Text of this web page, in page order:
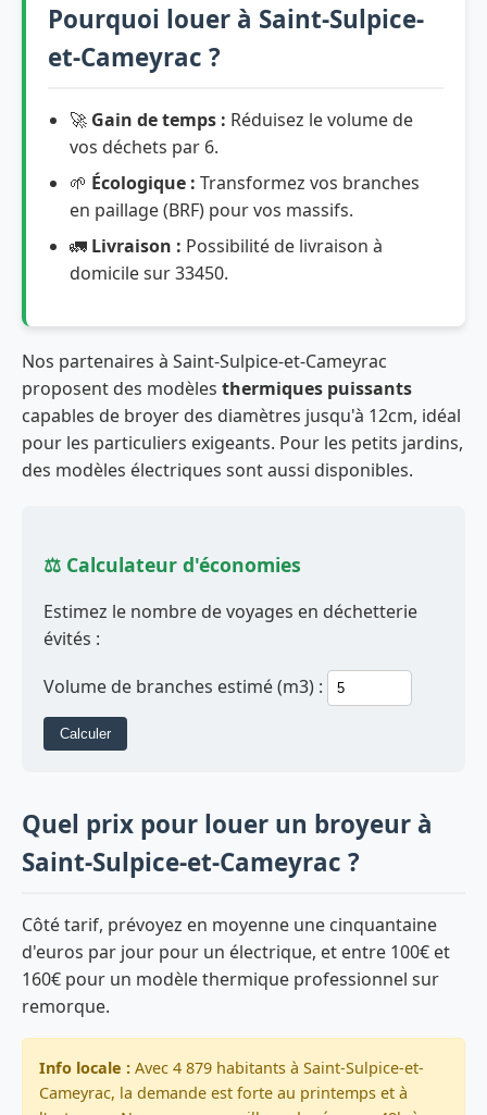
Pourquoi louer à Saint-Sulpice-
et-Cameyrac ?
🚀 Gain de temps : Réduisez le volume de
vos déchets par 6.
🌱 Écologique : Transformez vos branches
en paillage (BRF) pour vos massifs.
🚛 Livraison : Possibilité de livraison à
domicile sur 33450.
Nos partenaires à Saint-Sulpice-et-Cameyrac
proposent des modèles thermiques puissants
capables de broyer des diamètres jusqu'à 12cm, idéal
pour les particuliers exigeants. Pour les petits jardins,
des modèles électriques sont aussi disponibles.
⚖️ Calculateur d'économies
Estimez le nombre de voyages en déchetterie
évités :
Volume de branches estimé (m3) :
Calculer
Quel prix pour louer un broyeur à
Saint-Sulpice-et-Cameyrac ?
Côté tarif, prévoyez en moyenne une cinquantaine
d'euros par jour pour un électrique, et entre 100€ et
160€ pour un modèle thermique professionnel sur
remorque.
Info locale : Avec 4 879 habitants à Saint-Sulpice-et-
Cameyrac, la demande est forte au printemps et à